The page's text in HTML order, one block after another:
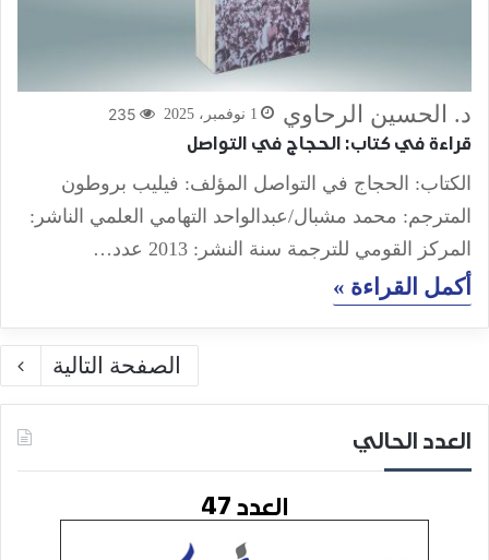
د. الحسين الرحاوي 1 نوفمبر، 2025 235
قراءة في كتاب: الحجاج في التواصل
الكتاب: الحجاج في التواصل المؤلف: فيليب بروطون
المترجم: محمد مشبال/عبدالواحد التهامي العلمي الناشر:
المركز القومي للترجمة سنة النشر: 2013 عدد…
أكمل القراءة »
الصفحة التالية
العدد الحالي
العدد 47